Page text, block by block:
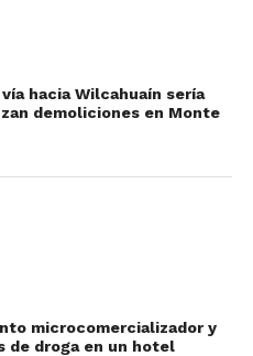
hacia Wilcahuaín sería
demoliciones en Monte
microcomercializador y
de droga en un hotel